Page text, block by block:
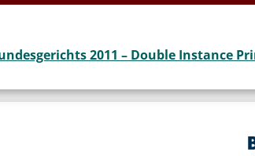
2011 – Double Instance